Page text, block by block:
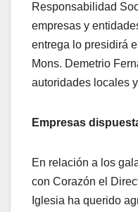
Responsabilidad
empresas y
entrega lo presidirá
Mons. Demetrio
autoridades locales
Empresas
En relación a los
con Corazón el
Iglesia ha querido